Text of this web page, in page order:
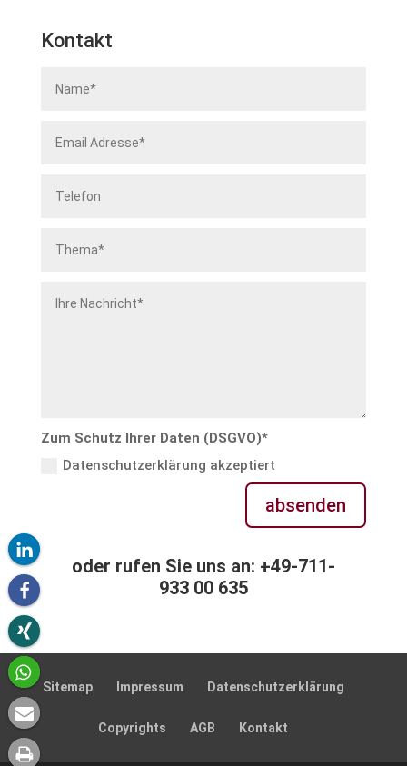
Kontakt
Zum Schutz Ihrer Daten (DSGVO)*
Datenschutzerklärung akzeptiert
absenden
oder rufen Sie uns an: +49-711-
933 00 635
Sitemap Impressum Daten­schutz­er­klä­rung
Copyrights AGB Kontakt